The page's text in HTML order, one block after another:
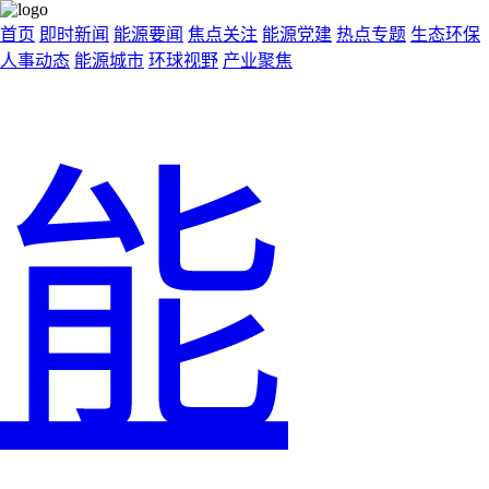
首页 即时新闻 能源要闻 焦点关注 能源党建 热点专题 生态环保
人事动态 能源城市 环球视野 产业聚焦
能